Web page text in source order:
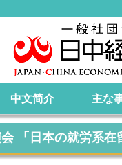
中文简介 主な
「日本の就労系在